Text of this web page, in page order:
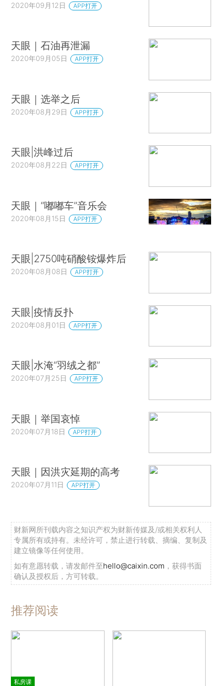
2020年09月12日 APP打开
天眼｜石油再泄漏
2020年09月05日 APP打开
天眼｜选举之后
2020年08月29日 APP打开
天眼|洪峰过后
2020年08月22日 APP打开
天眼｜“嘟嘟车”音乐会
2020年08月15日 APP打开
天眼|2750吨硝酸铵爆炸后
2020年08月08日 APP打开
天眼|疫情反扑
2020年08月01日 APP打开
天眼|水淹“羽绒之都”
2020年07月25日 APP打开
天眼｜举国哀悼
2020年07月18日 APP打开
天眼｜因洪灾延期的高考
2020年07月11日 APP打开
财新网所刊载内容之知识产权为财新传媒及/或相关权利人
专属所有或持有。未经许可，禁止进行转载、摘编、复制及
建立镜像等任何使用。
如有意愿转载，请发邮件至hello@caixin.com ，获得书面
确认及授权后，方可转载。
推荐阅读
私房课